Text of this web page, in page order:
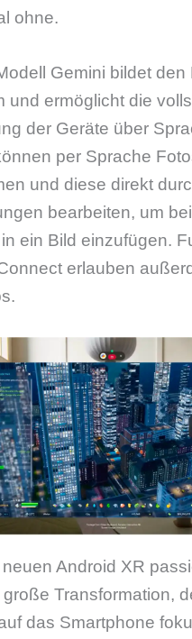
ohne.
Gemini bildet den
und ermöglicht die
der Geräte über
per Sprache
und diese direkt
bearbeiten, um
ein Bild einzufügen.
erlauben
Android XR
Transformation,
das Smartphone